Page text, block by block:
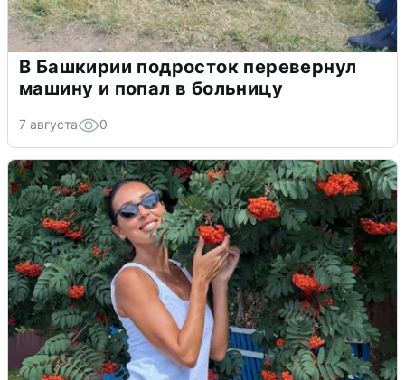
В Башкирии подросток перевернул
машину и попал в больницу
7 августа 0